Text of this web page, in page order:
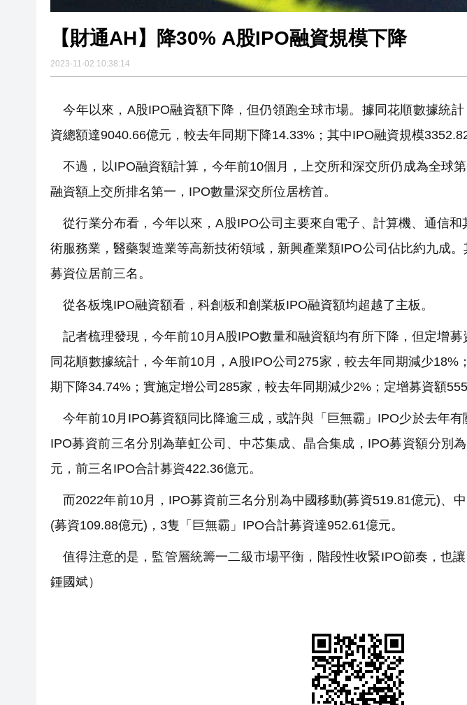
【財通AH】降30% A股IPO融資規模下降
2023-11-02 10:38:14
今年以來，A股IPO融資額下降，但仍領跑全球市場。據同花順數據統
資總額達9040.66億元，較去年同期下降14.33%；其中IPO融資規模
不過，以IPO融資額計算，今年前10個月，上交所和深交所仍成為全球
融資額上交所排名第一，IPO數量深交所位居榜首。
從行業分布看，今年以來，A股IPO公司主要來自電子、計算機、通信和
術服務業，醫藥製造業等高新技術領域，新興產業類IPO公司佔比約九成
募資位居前三名。
從各板塊IPO融資額看，科創板和創業板IPO融資額均超越了主板。
記者梳理發現，今年前10月A股IPO數量和融資額均有所下降，但定增
同花順數據統計，今年前10月，A股IPO公司275家，較去年同期減少18%
期下降34.74%；實施定增公司285家，較去年同期減少2%；定增募資額
今年前10月IPO募資額同比降逾三成，或許與「巨無霸」IPO少於去年有
IPO募資前三名分別為華虹公司、中芯集成、晶合集成，IPO募資額分別
元，前三名IPO合計募資422.36億元。
而2022年前10月，IPO募資前三名分別為中國移動(募資519.81億元)、
(募資109.88億元)，3隻「巨無霸」IPO合計募資達952.61億元。
值得注意的是，監管層統籌一二級市場平衡，階段性收緊IPO節奏，也
鍾國斌）